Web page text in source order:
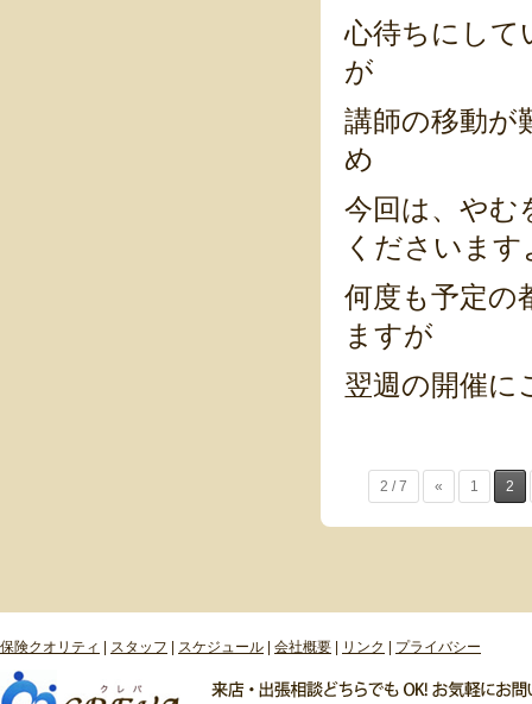
心待ちにして
が
講師の移動が
め
今回は、やむ
くださいま
何度も予定の
ますが
翌週の開催に
2 / 7 « 1 2
保険クオリティ スタッフ スケジュール 会社概要 リンク プライバシー